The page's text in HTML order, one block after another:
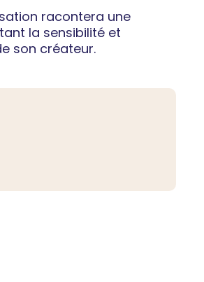
racontera une
la sensibilité et
son créateur.